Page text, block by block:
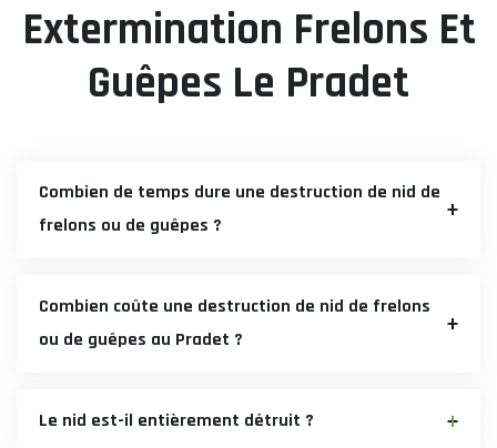
Extermination Frelons Et
Guêpes Le Pradet
Combien de temps dure une destruction de nid de
frelons ou de guêpes ?
Combien coûte une destruction de nid de frelons
ou de guêpes au Pradet ?
Le nid est-il entièrement détruit ?